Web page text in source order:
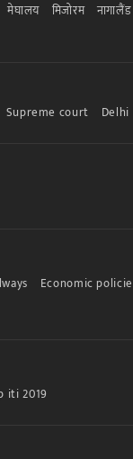
मेघालय मिजोरम नागालैंड
Supreme court
Economic
iti 2019